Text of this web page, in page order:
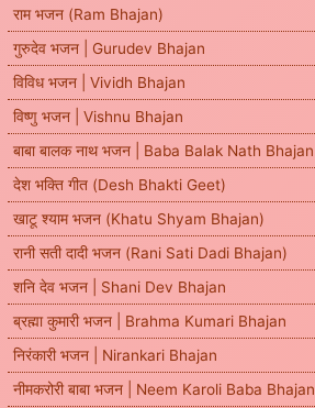
राम भजन (Ram Bhajan)
गुरुदेव भजन | Gurudev Bhajan
विविध भजन | Vividh Bhajan
विष्णु भजन | Vishnu Bhajan
बाबा बालक नाथ भजन | Baba Balak Nath Bhajan
देश भक्ति गीत (Desh Bhakti Geet)
खाटू श्याम भजन (Khatu Shyam Bhajan)
रानी सती दादी भजन (Rani Sati Dadi Bhajan)
शनि देव भजन | Shani Dev Bhajan
ब्रह्मा कुमारी भजन | Brahma Kumari Bhajan
निरंकारी भजन | Nirankari Bhajan
नीमकरोरी बाबा भजन | Neem Karoli Baba Bhajan